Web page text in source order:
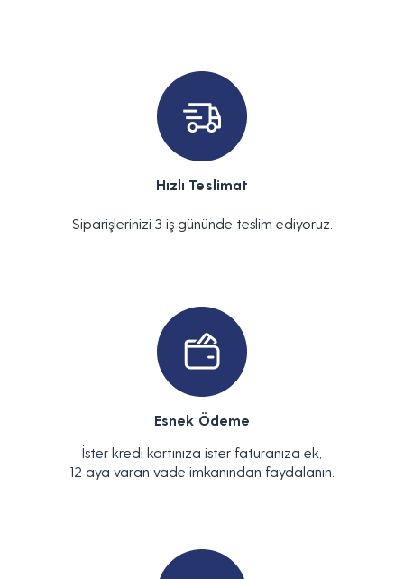
Hızlı Teslimat
Siparişlerinizi 3 iş gününde teslim ediyoruz.
Esnek Ödeme
İster kredi kartınıza ister faturanıza ek,
12 aya varan vade imkanından faydalanın.